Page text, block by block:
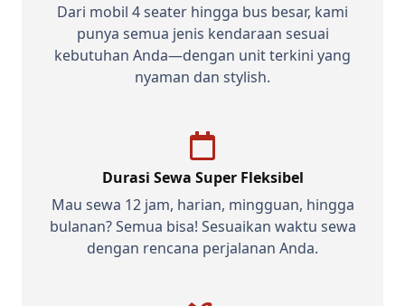
Dari mobil 4 seater hingga bus besar, kami
punya semua jenis kendaraan sesuai
kebutuhan Anda—dengan unit terkini yang
nyaman dan stylish.
Durasi Sewa Super Fleksibel
Mau sewa 12 jam, harian, mingguan, hingga
bulanan? Semua bisa! Sesuaikan waktu sewa
dengan rencana perjalanan Anda.